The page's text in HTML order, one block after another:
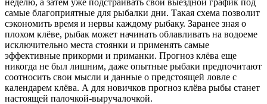
самые благоприятные для рыбалки дни. Такая схема позволит
сэкономить время и нервы каждому рыбаку. Заранее зная о
плохом клёве, рыбак может начинать облавливать на водоеме
исключительно места стоянки и применять самые
эффективные прикорми и приманки. Прогноз клёва еще
никогда не был лишним, даже опытные рыбаки предпочитают
соотносить свои мысли и данные о предстоящей ловле с
календарем клёва. А для новичков прогноз клёва рыбы станет
настоящей палочкой-выручалочкой.